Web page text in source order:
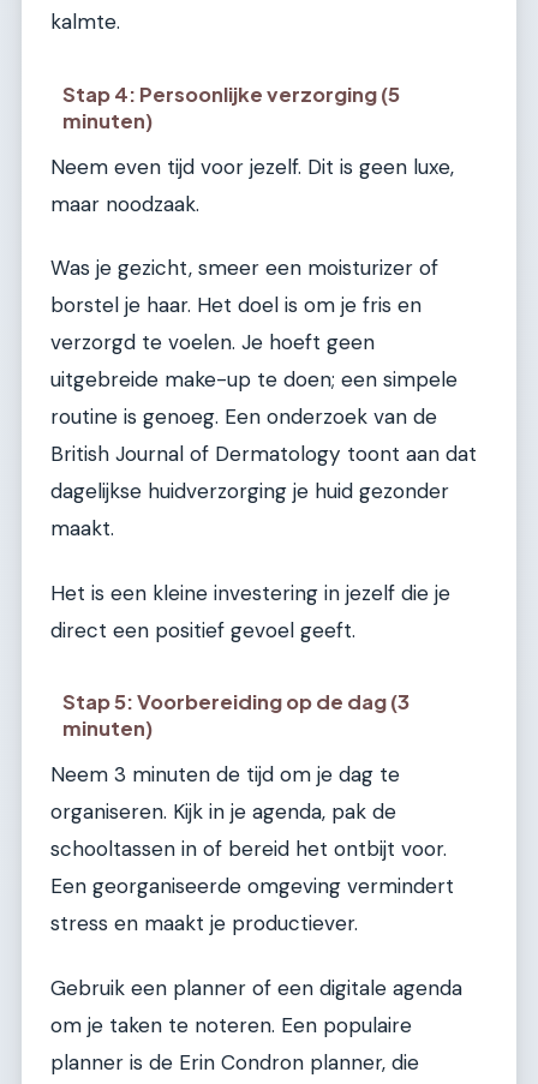
kalmte.
Stap 4: Persoonlijke verzorging (5
minuten)
Neem even tijd voor jezelf. Dit is geen luxe,
maar noodzaak.
Was je gezicht, smeer een moisturizer of
borstel je haar. Het doel is om je fris en
verzorgd te voelen. Je hoeft geen
uitgebreide make-up te doen; een simpele
routine is genoeg. Een onderzoek van de
British Journal of Dermatology toont aan dat
dagelijkse huidverzorging je huid gezonder
maakt.
Het is een kleine investering in jezelf die je
direct een positief gevoel geeft.
Stap 5: Voorbereiding op de dag (3
minuten)
Neem 3 minuten de tijd om je dag te
organiseren. Kijk in je agenda, pak de
schooltassen in of bereid het ontbijt voor.
Een georganiseerde omgeving vermindert
stress en maakt je productiever.
Gebruik een planner of een digitale agenda
om je taken te noteren. Een populaire
planner is de Erin Condron planner, die